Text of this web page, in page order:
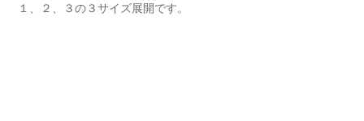
１、２、３の３サイズ展開です。